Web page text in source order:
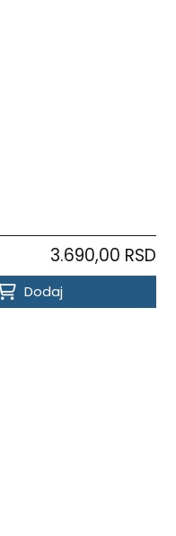
3.690,00 RSD
Dodaj